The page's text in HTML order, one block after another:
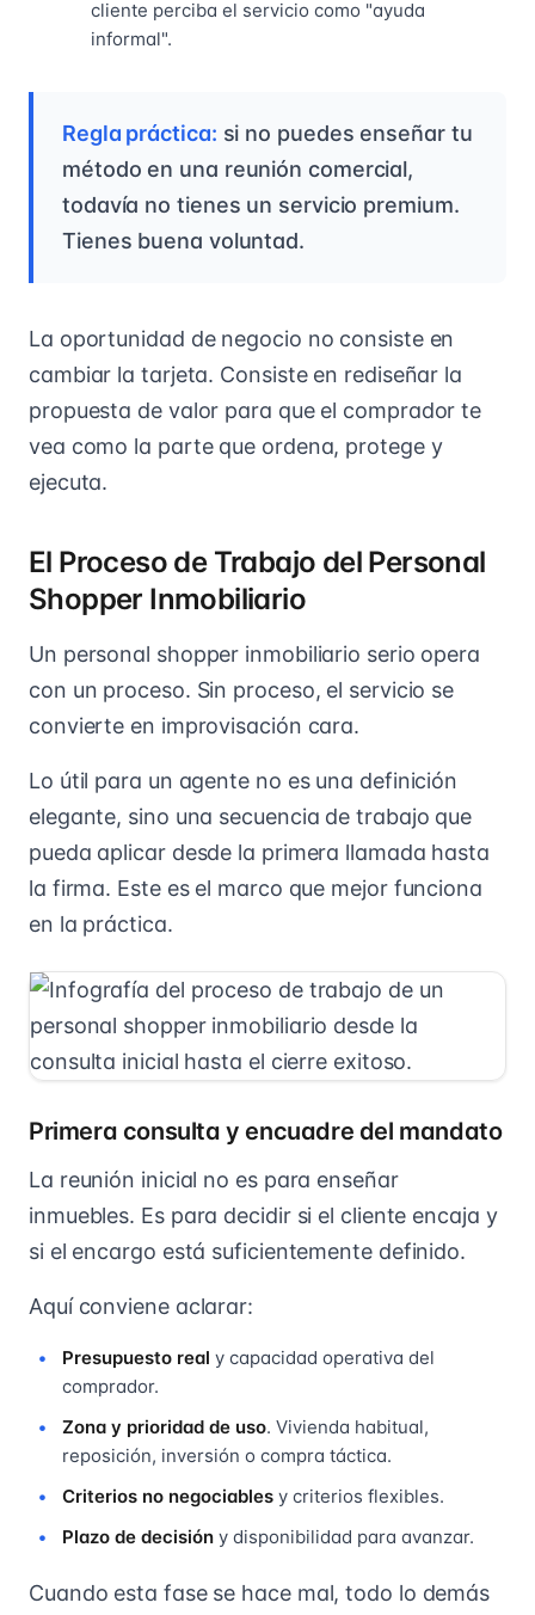
cliente perciba el servicio como "ayuda
informal".
Regla práctica: si no puedes enseñar tu
método en una reunión comercial,
todavía no tienes un servicio premium.
Tienes buena voluntad.
La oportunidad de negocio no consiste en
cambiar la tarjeta. Consiste en rediseñar la
propuesta de valor para que el comprador te
vea como la parte que ordena, protege y
ejecuta.
El Proceso de Trabajo del Personal
Shopper Inmobiliario
Un personal shopper inmobiliario serio opera
con un proceso. Sin proceso, el servicio se
convierte en improvisación cara.
Lo útil para un agente no es una definición
elegante, sino una secuencia de trabajo que
pueda aplicar desde la primera llamada hasta
la firma. Este es el marco que mejor funciona
en la práctica.
Primera consulta y encuadre del mandato
La reunión inicial no es para enseñar
inmuebles. Es para decidir si el cliente encaja y
si el encargo está suficientemente definido.
Aquí conviene aclarar:
Presupuesto real y capacidad operativa del
comprador.
Zona y prioridad de uso. Vivienda habitual,
reposición, inversión o compra táctica.
Criterios no negociables y criterios flexibles.
Plazo de decisión y disponibilidad para avanzar.
Cuando esta fase se hace mal, todo lo demás